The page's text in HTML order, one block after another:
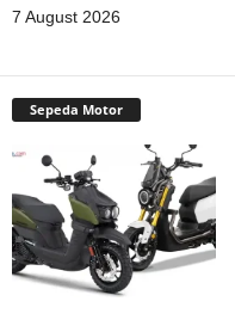
7 August 2026
Sepeda Motor